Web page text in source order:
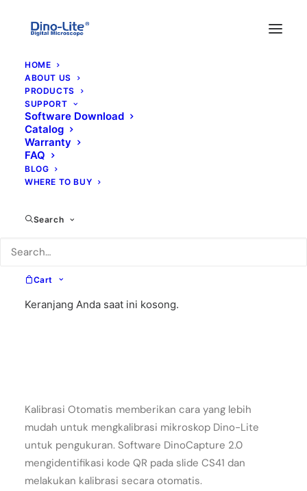
HOME
ABOUT US
PRODUCTS
SUPPORT
Software Download
Catalog
Warranty
FAQ
BLOG
WHERE TO BUY
Search
Cart
Keranjang Anda saat ini kosong.
Kalibrasi Otomatis memberikan cara yang lebih
mudah untuk mengkalibrasi mikroskop Dino-Lite
untuk pengukuran. Software DinoCapture 2.0
mengidentifikasi kode QR pada slide CS41 dan
melakukan kalibrasi secara otomatis.